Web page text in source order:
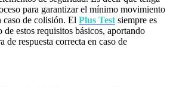
para garantizar el mínimo movimiento
caso de colisión. El Plus Test siempre es
estos requisitos básicos, aportando
de respuesta correcta en caso de